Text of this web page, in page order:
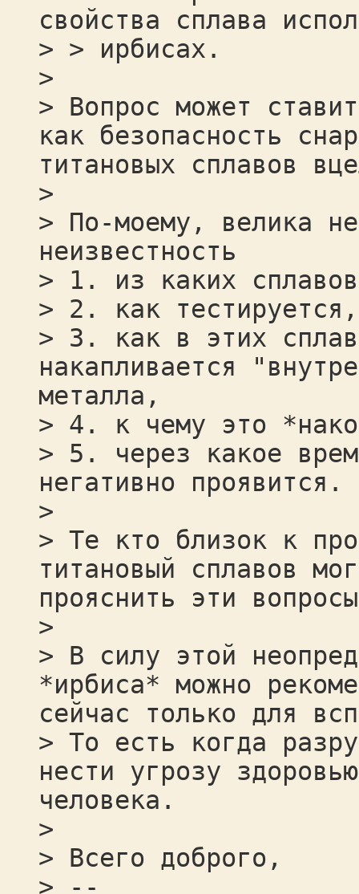
свойства сплава
> > ирбисах.
>
> Вопрос может
как безопасность
титановых сплавов
>
> По-моему, велика
неизвестность
> 1. из каких
> 2. как тестируется,
> 3. как в этих
накапливается
металла,
> 4. к чему это
> 5. через какое
негативно проявится.
>
> Те кто близок к
титановый сплавов
прояснить эти
>
> В силу этой
*ирбиса* можно
сейчас только для
> То есть когда
нести угрозу
человека.
>
> Всего доброго,
> --